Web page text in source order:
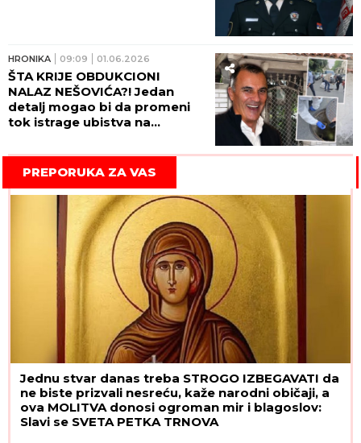
HRONIKA 09:09 01.06.2026
ŠTA KRIJE OBDUKCIONI
NALAZ NEŠOVIĆA?! Jedan
detalj mogao bi da promeni
tok istrage ubistva na
Bajinih minuta!
PREPORUKA ZA VAS
Jednu stvar danas treba STROGO IZBEGAVATI da
ne biste prizvali nesreću, kaže narodni običaji, a
ova MOLITVA donosi ogroman mir i blagoslov:
Slavi se SVETA PETKA TRNOVA